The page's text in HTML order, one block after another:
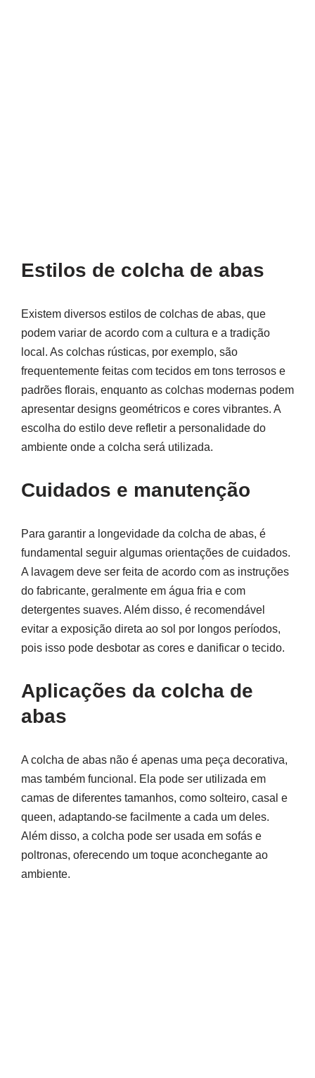
Estilos de colcha de abas
Existem diversos estilos de colchas de abas, que
podem variar de acordo com a cultura e a tradição
local. As colchas rústicas, por exemplo, são
frequentemente feitas com tecidos em tons terrosos e
padrões florais, enquanto as colchas modernas podem
apresentar designs geométricos e cores vibrantes. A
escolha do estilo deve refletir a personalidade do
ambiente onde a colcha será utilizada.
Cuidados e manutenção
Para garantir a longevidade da colcha de abas, é
fundamental seguir algumas orientações de cuidados.
A lavagem deve ser feita de acordo com as instruções
do fabricante, geralmente em água fria e com
detergentes suaves. Além disso, é recomendável
evitar a exposição direta ao sol por longos períodos,
pois isso pode desbotar as cores e danificar o tecido.
Aplicações da colcha de
abas
A colcha de abas não é apenas uma peça decorativa,
mas também funcional. Ela pode ser utilizada em
camas de diferentes tamanhos, como solteiro, casal e
queen, adaptando-se facilmente a cada um deles.
Além disso, a colcha pode ser usada em sofás e
poltronas, oferecendo um toque aconchegante ao
ambiente.